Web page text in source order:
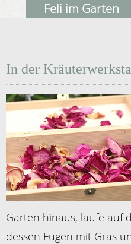
Feli im Garten
In der
Garten hinaus, laufe auf
dessen Fugen mit Gras